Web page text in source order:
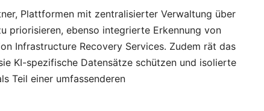
Plattformen mit zentralisierter Verwaltung über
priorisieren, ebenso integrierte Erkennung von
Infrastructure Recovery Services. Zudem rät das
KI-spezifische Datensätze schützen und isolierte
Teil einer umfassenderen